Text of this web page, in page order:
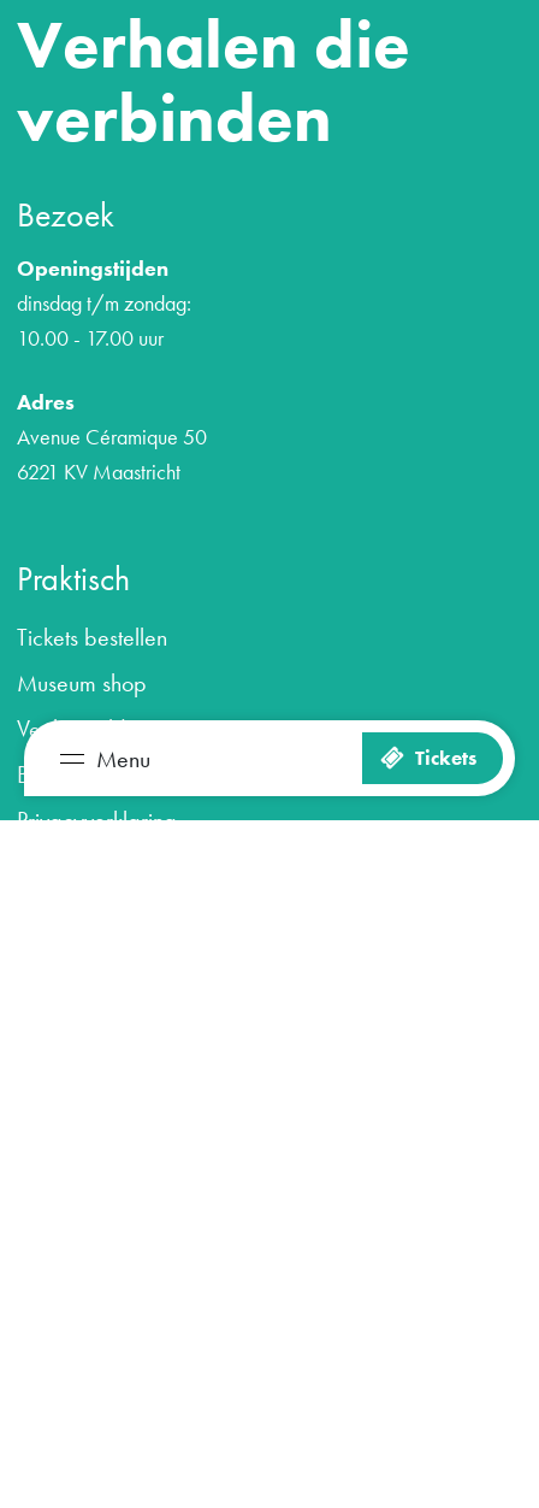
Zien en doen Plan je bezoek
Menu Tickets
Verhalen die
verbinden
Bezoek
Openingstijden
dinsdag t/m zondag:
10.00 - 17.00 uur
Adres
Avenue Céramique 50
6221 KV Maastricht
Praktisch
Tickets bestellen
Museum shop
Veelgestelde vragen
B
ezoekersvoorwaarden
Privacyverklaring